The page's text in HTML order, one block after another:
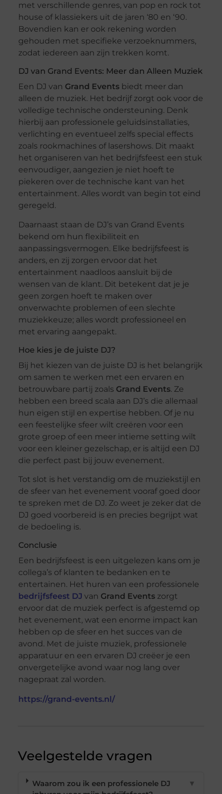
met verschillende genres, van pop en rock tot
house of klassiekers uit de jaren ‘80 en ‘90.
Bovendien kan er ook rekening worden
gehouden met specifieke verzoeknummers,
zodat iedereen aan zijn trekken komt.
DJ van Grand Events: Meer dan Alleen Muziek
Een DJ van Grand Eventsbiedt meer dan
alleen de muziek. Het bedrijf zorgt ook voor de
volledige technische ondersteuning. Denk
hierbij aan professionele geluidsinstallaties,
verlichting en eventueel zelfs special effects
zoals rookmachines of lasershows. Dit maakt
het organiseren van het bedrijfsfeest een stuk
eenvoudiger, aangezien je niet hoeft te
piekeren over de technische kant van het
entertainment. Alles wordt van begin tot eind
geregeld.
Daarnaast staan de DJ’s van Grand Events
bekend om hun flexibiliteit en
aanpassingsvermogen. Elke bedrijfsfeest is
anders, en zij zorgen ervoor dat het
entertainment naadloos aansluit bij de
wensen van de klant. Dit betekent dat je je
geen zorgen hoeft te maken over
onverwachte problemen of een slechte
muziekkeuze; alles wordt professioneel en
met ervaring aangepakt.
Hoe kies je de juiste DJ?
Bij het kiezen van de juiste DJ is het belangrijk
om samen te werken met een ervaren en
betrouwbare partij zoals Grand Events. Ze
hebben een breed scala aan DJ’s die allemaal
hun eigen stijl en expertise hebben. Of je nu
een feestelijke sfeer wilt creëren voor een
grote groep of een meer intieme setting wilt
voor een kleiner gezelschap, er is altijd een DJ
die perfect past bij jouw evenement.
Tot slot is het verstandig om de muziekstijl en
de sfeer van het evenement vooraf goed door
te spreken met de DJ. Zo weet je zeker dat de
DJ goed voorbereid is en precies begrijpt wat
de bedoeling is.
Conclusie
Een bedrijfsfeest is een uitgelezen kans om je
collega’s of klanten te bedanken en te
entertainen. Het huren van een professionele
bedrijfsfeest DJ van Grand Eventszorgt
ervoor dat de muziek perfect is afgestemd op
het evenement, wat een enorme impact kan
hebben op de sfeer en het succes van de
avond. Met de juiste muziek, professionele
apparatuur en een ervaren DJ creëer je een
onvergetelijke avond waar nog lang over
nagepraat zal worden.
https://grand-events.nl/
Veelgestelde vragen
Waarom zou ik een professionele DJ
▼